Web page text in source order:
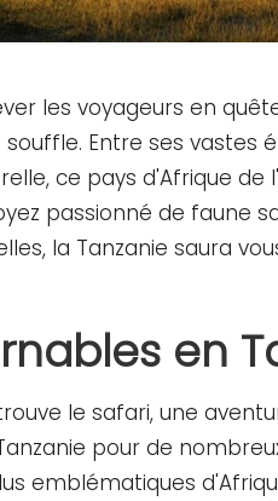
les voyageurs en
Entre ses vastes
ce pays d'Afrique de
passionné de faune
la Tanzanie saura
en
le safari, une
pour de
emblématiques